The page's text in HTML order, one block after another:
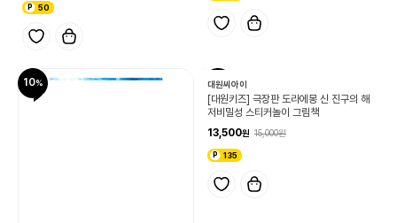
50
10 10
대원씨아이
[대원키즈] 극장판 도라에몽 신 진구의 해
저비밀성 스티커놀이 그림책
13,500
15,000
135